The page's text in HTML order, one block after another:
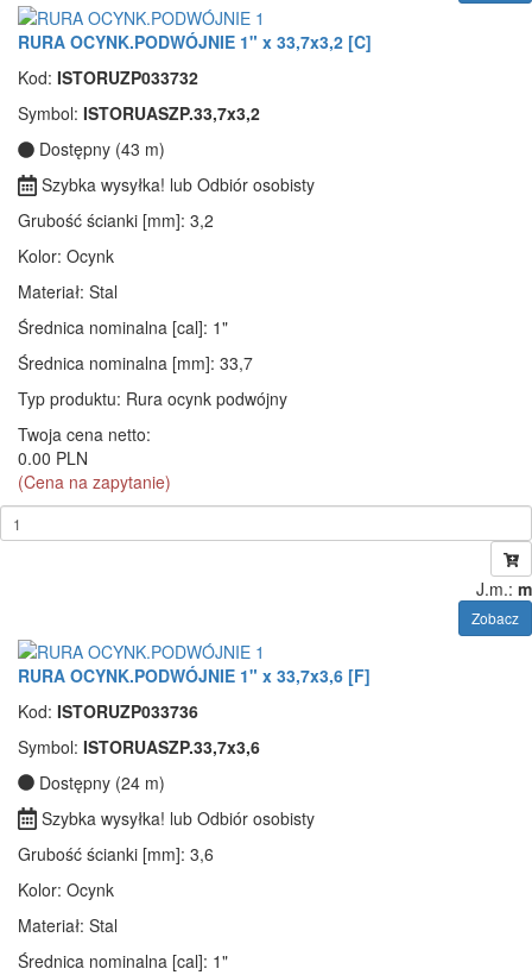
RURA OCYNK.PODWÓJNIE 1" x 33,7x3,2 [C]
Kod: ISTORUZP033732
Symbol: ISTORUASZP.33,7x3,2
Dostępny (43 m)
Szybka wysyłka! lub Odbiór osobisty
Grubość ścianki [mm]: 3,2
Kolor: Ocynk
Materiał: Stal
Średnica nominalna [cal]: 1"
Średnica nominalna [mm]: 33,7
Typ produktu: Rura ocynk podwójny
Twoja cena netto:
0.00 PLN
(Cena na zapytanie)
J.m.: m
Zobacz
RURA OCYNK.PODWÓJNIE 1" x 33,7x3,6 [F]
Kod: ISTORUZP033736
Symbol: ISTORUASZP.33,7x3,6
Dostępny (24 m)
Szybka wysyłka! lub Odbiór osobisty
Grubość ścianki [mm]: 3,6
Kolor: Ocynk
Materiał: Stal
Średnica nominalna [cal]: 1"